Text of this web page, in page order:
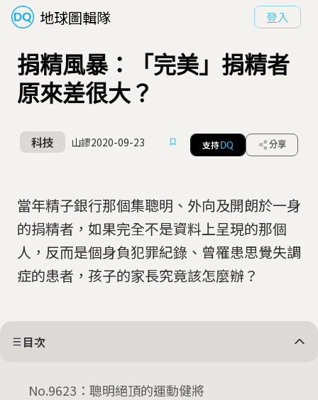
地球圖輯隊 登入
捐精風暴：「完美」捐精者
原來差很大？
科技 山謬2020-09-23 支持 DQ 分享
當年精子銀行那個集聰明、外向及開朗於一身
的捐精者，如果完全不是資料上呈現的那個
人，反而是個身負犯罪紀錄、曾罹患思覺失調
症的患者，孩子的家長究竟該怎麼辦？
目次
No.9623：聰明絕頂的運動健將